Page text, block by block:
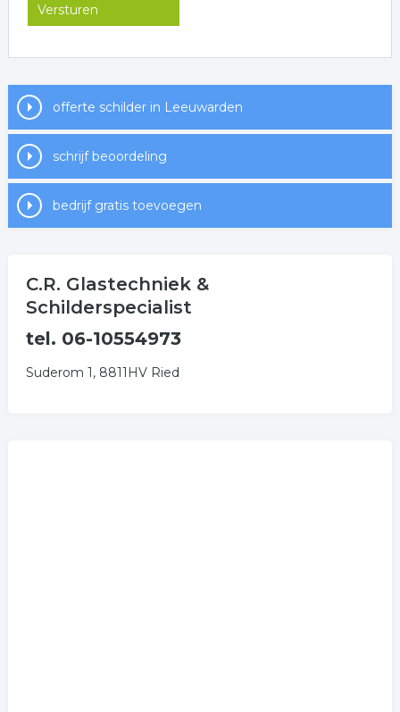
offerte schilder in Leeuwarden
schrijf beoordeling
bedrijf gratis toevoegen
C.R. Glastechniek &
Schilderspecialist
tel. 06-10554973
Suderom 1, 8811HV Ried